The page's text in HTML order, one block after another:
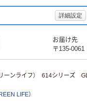
詳細設定
お届け先
〒135-0061
ーンライフ） 614シリーズ
LIFE）